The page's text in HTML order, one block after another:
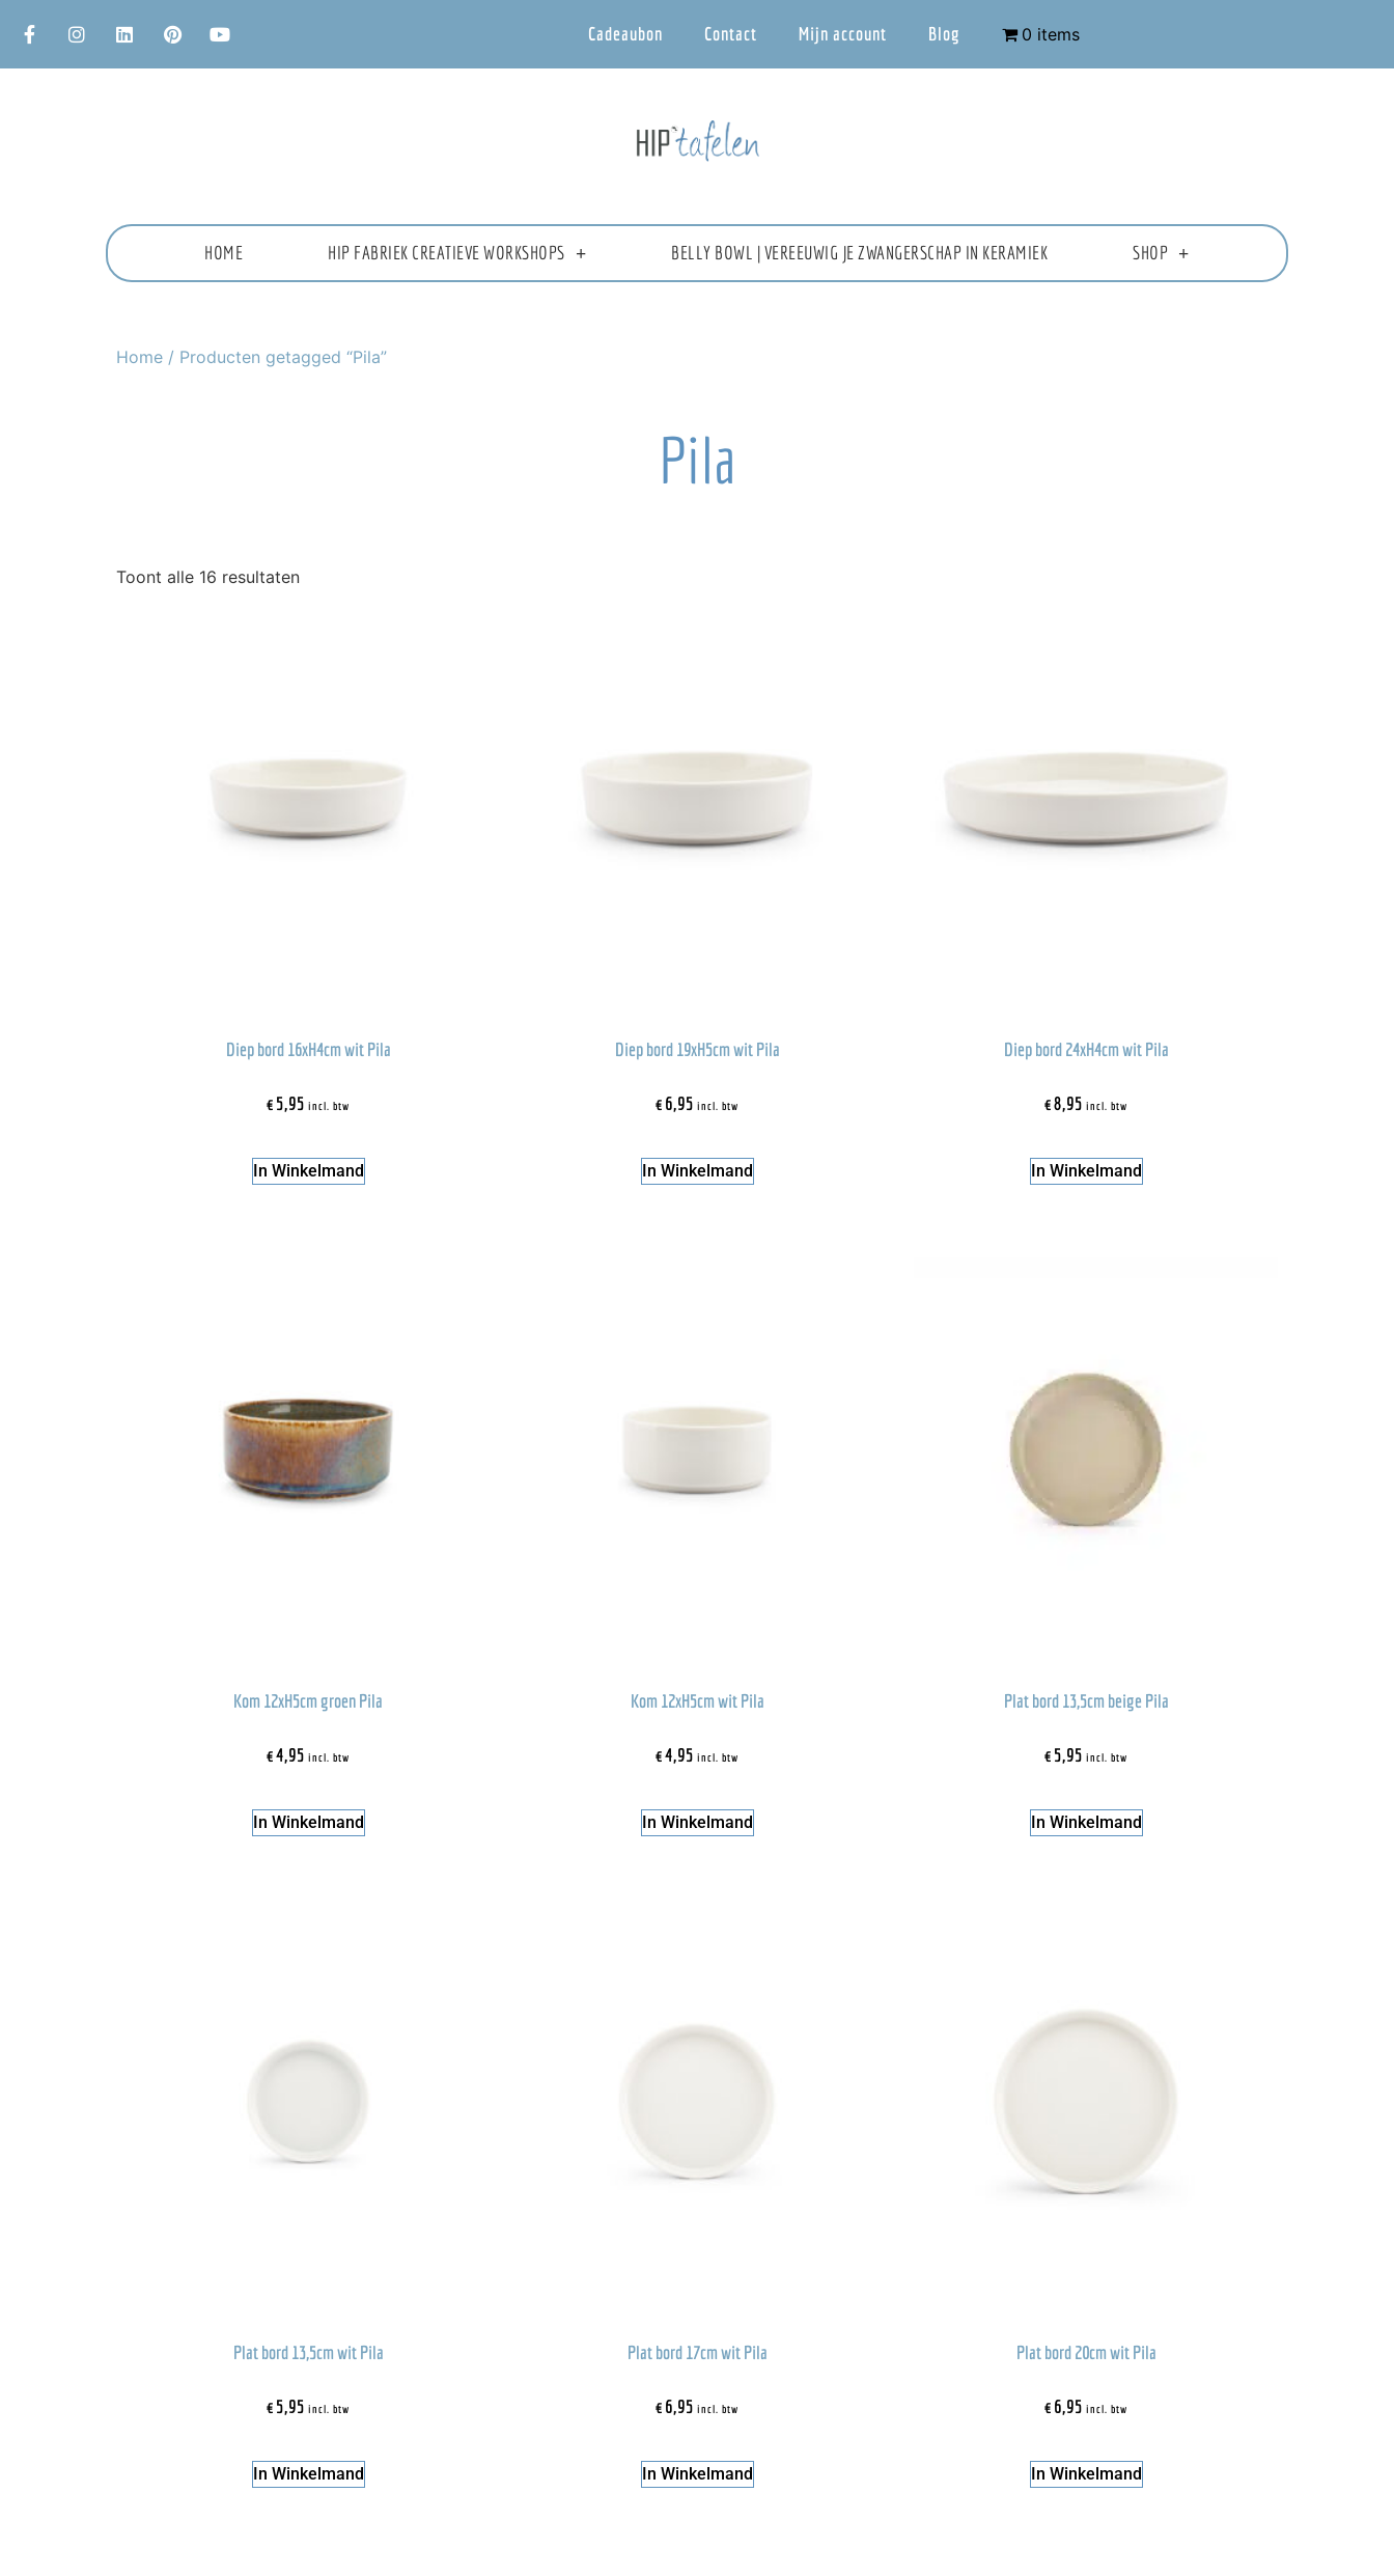
Cadeaubon Contact Mijn account Blog 0 items
HOME HIP FABRIEK CREATIEVE WORKSHOPS BELLY BOWL | VEREEUWIG JE ZWANGERSCHAP IN KERAMIEK SHOP
Home / Producten getagged “Pila”
Pila
Toont alle 16 resultaten
Diep bord 16xH4cm wit Pila
€5,95 incl. btw
In Winkelmand
Diep bord 19xH5cm wit Pila
€6,95 incl. btw
In Winkelmand
Diep bord 24xH4cm wit Pila
€8,95 incl. btw
In Winkelmand
Kom 12xH5cm groen Pila
€4,95 incl. btw
In Winkelmand
Kom 12xH5cm wit Pila
€4,95 incl. btw
In Winkelmand
Plat bord 13,5cm beige Pila
€5,95 incl. btw
In Winkelmand
Plat bord 13,5cm wit Pila
€5,95 incl. btw
In Winkelmand
Plat bord 17cm wit Pila
€6,95 incl. btw
In Winkelmand
Plat bord 20cm wit Pila
€6,95 incl. btw
In Winkelmand